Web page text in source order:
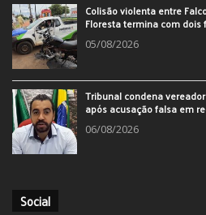
Colisão violenta entre
Floresta termina com dois
05/08/2026
Tribunal condena
após acusação falsa em
06/08/2026
Social